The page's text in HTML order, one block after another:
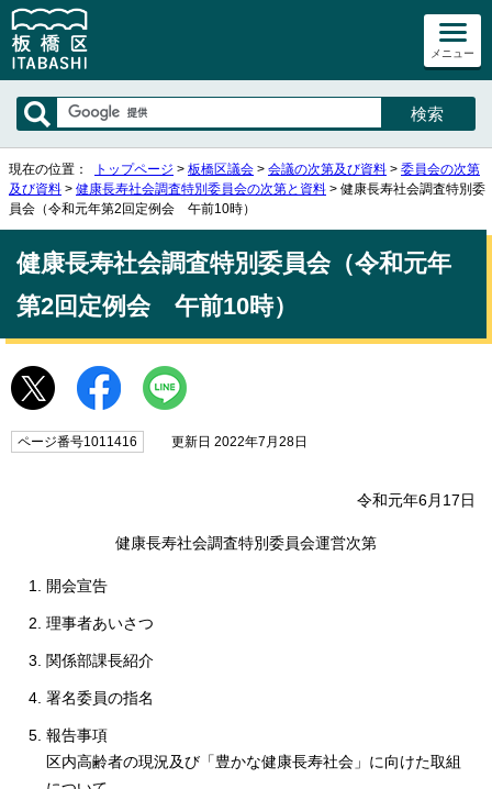
メニュー
現在の位置： トップページ > 板橋区議会 > 会議の次第及び資料 > 委員会の次第
及び資料 > 健康長寿社会調査特別委員会の次第と資料 > 健康長寿社会調査特別委
員会（令和元年第2回定例会 午前10時）
健康長寿社会調査特別委員会（令和元年
第2回定例会 午前10時）
ページ番号1011416 更新日 2022年7月28日
令和元年6月17日
健康長寿社会調査特別委員会運営次第
開会宣告
理事者あいさつ
関係部課長紹介
署名委員の指名
報告事項
区内高齢者の現況及び「豊かな健康長寿社会」に向けた取組